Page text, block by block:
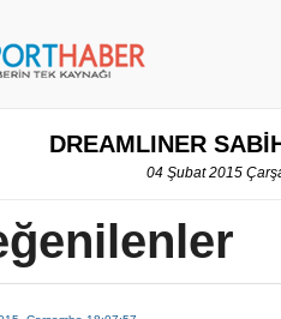
DREAMLINER
04 Şubat 2015